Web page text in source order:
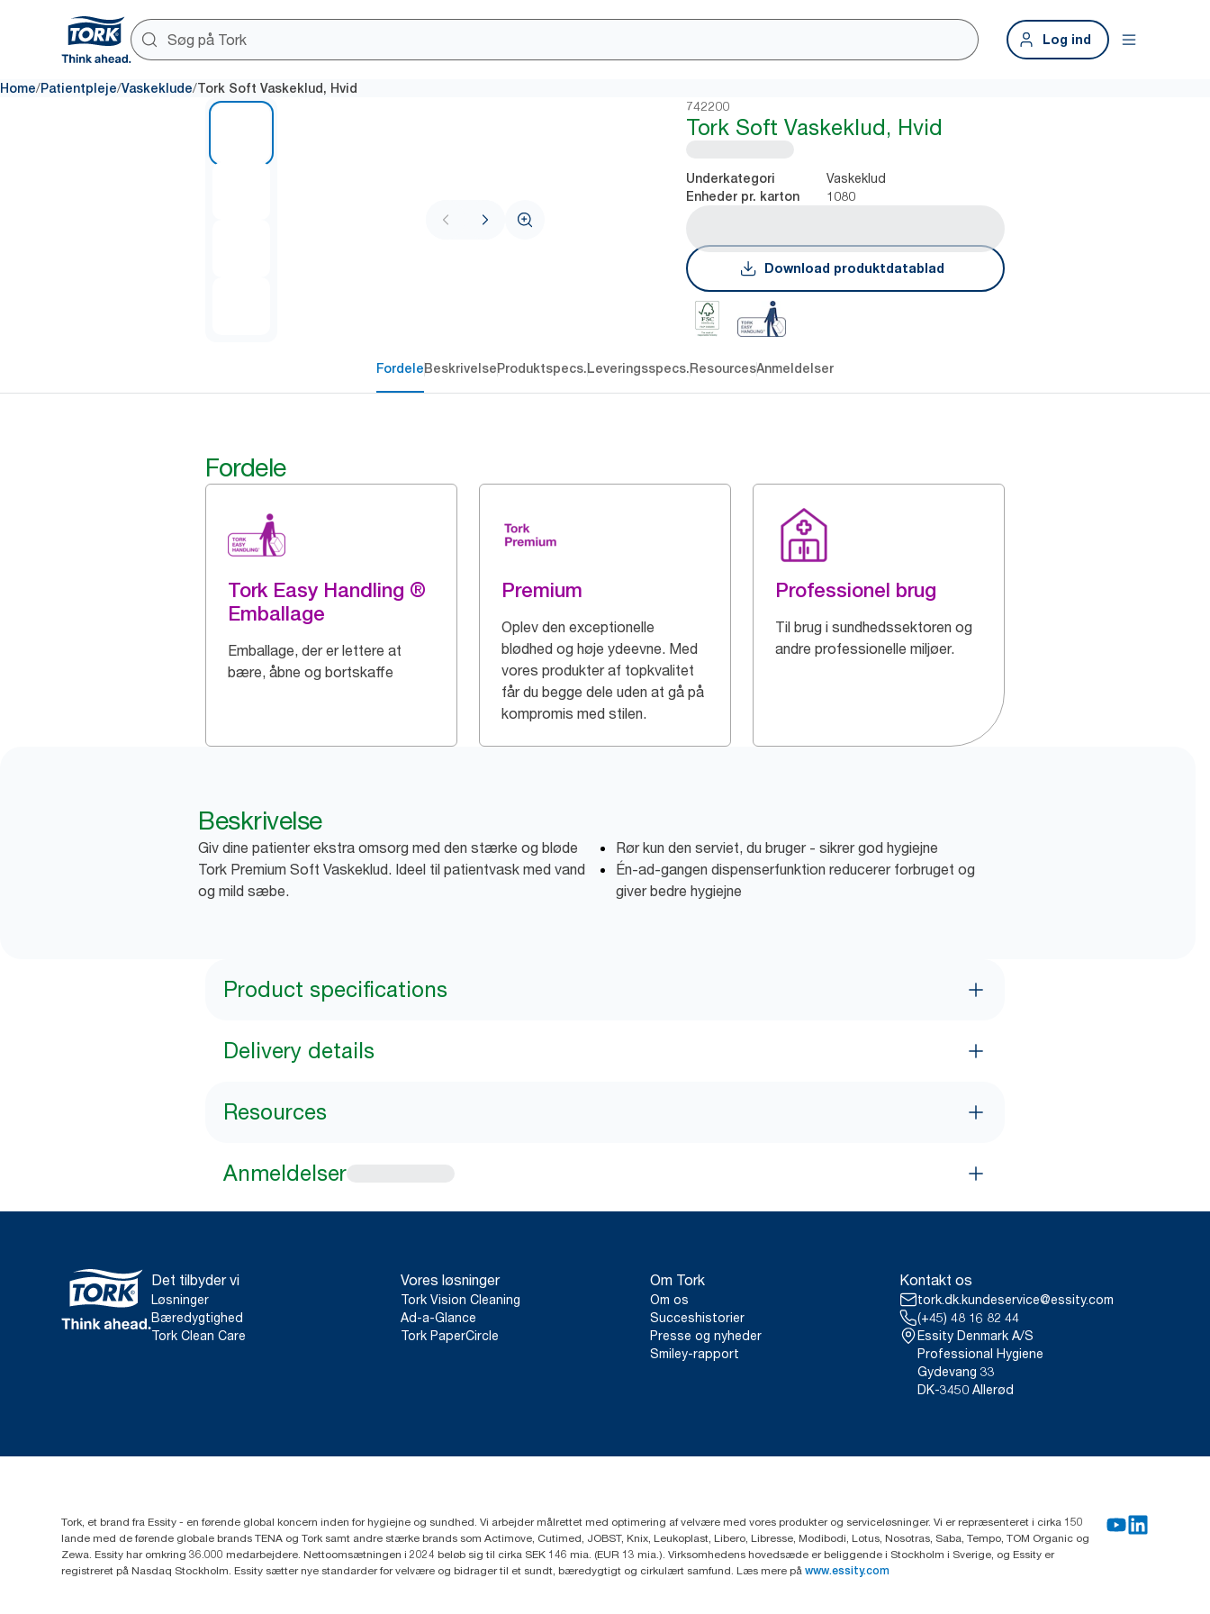
Log ind
Home/Patientpleje/Vaskeklude/Tork Soft Vaskeklud, Hvid
742200
Tork Soft Vaskeklud, Hvid
Underkategori Vaskeklud
Enheder pr. karton 1080
Download produktdatablad
FordeleBeskrivelseProduktspecs.Leveringsspecs.ResourcesAnmeldelser
Fordele
Tork Easy Handling ®
Emballage
Emballage, der er lettere at
bære, åbne og bortskaffe
Premium
Oplev den exceptionelle
blødhed og høje ydeevne. Med
vores produkter af topkvalitet
får du begge dele uden at gå på
kompromis med stilen.
Professionel brug
Til brug i sundhedssektoren og
andre professionelle miljøer.
Beskrivelse
Giv dine patienter ekstra omsorg med den stærke og bløde
Tork Premium Soft Vaskeklud. Ideel til patientvask med vand
og mild sæbe.
Rør kun den serviet, du bruger - sikrer god hygiejne
Én-ad-gangen dispenserfunktion reducerer forbruget og
giver bedre hygiejne
Product specifications
Delivery details
Resources
Anmeldelser
Det tilbyder vi
Løsninger
Bæredygtighed
Tork Clean Care
Vores løsninger
Tork Vision Cleaning
Ad-a-Glance
Tork PaperCircle
Om Tork
Om os
Succeshistorier
Presse og nyheder
Smiley-rapport
Kontakt os
tork.dk.kundeservice@essity.com
(+45) 48 16 82 44
Essity Denmark A/S
Professional Hygiene
Gydevang 33
DK-3450 Allerød
Tork, et brand fra Essity - en førende global koncern inden for hygiejne og sundhed. Vi arbejder målrettet med optimering af velvære med vores produkter og serviceløsninger. Vi er repræsenteret i cirka 150
lande med de førende globale brands TENA og Tork samt andre stærke brands som Actimove, Cutimed, JOBST, Knix, Leukoplast, Libero, Libresse, Modibodi, Lotus, Nosotras, Saba, Tempo, TOM Organic og
Zewa. Essity har omkring 36.000 medarbejdere. Nettoomsætningen i 2024 beløb sig til cirka SEK 146 mia. (EUR 13 mia.). Virksomhedens hovedsæde er beliggende i Stockholm i Sverige, og Essity er
registreret på Nasdaq Stockholm. Essity sætter nye standarder for velvære og bidrager til et sundt, bæredygtigt og cirkulært samfund. Læs mere på www.essity.com